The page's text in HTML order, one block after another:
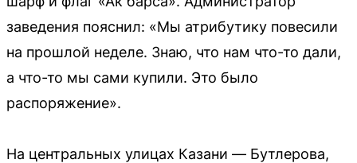
заведения пояснил: «Мы атрибутику повесили
на прошлой неделе. Знаю, что нам что-то дали,
а что-то мы сами купили. Это было
распоряжение».
На центральных улицах Казани — Бутлерова,